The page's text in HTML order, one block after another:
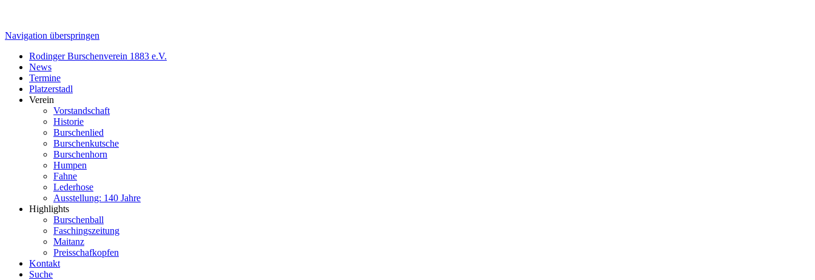
Navigation überspringen
Rodinger Burschenverein 1883 e.V.
News
Termine
Platzerstadl
Verein
Vorstandschaft
Historie
Burschenlied
Burschenkutsche
Burschenhorn
Humpen
Fahne
Lederhose
Ausstellung: 140 Jahre
Highlights
Burschenball
Faschingszeitung
Maitanz
Preisschafkopfen
Kontakt
Suche